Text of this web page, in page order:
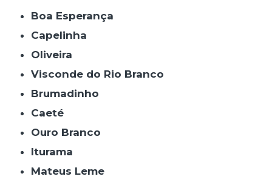
Boa Esperança
Capelinha
Oliveira
Visconde do Rio Branco
Brumadinho
Caeté
Ouro Branco
Iturama
Mateus Leme